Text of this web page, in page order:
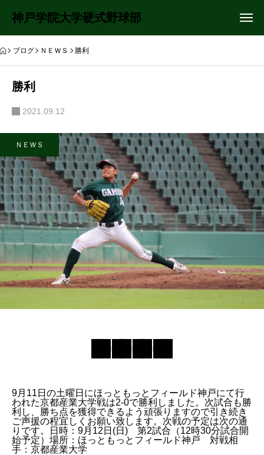
神戸学院大学硬式野球部
ブログ ＮＥＷＳ 勝利
勝利
2021.09.12
ＮＥＷＳ
9月11日の土曜日にほっともっとフィールド神戸にて行
われた京都産業大学戦は2-0で勝利しました。次試合も勝
利し、勝ち点を獲得できるよう頑張りますので引き続き
ご声援の程宜しくお願い致します。次戦の予定は次の通
りです。日時：9月12日(日) 第2試合（12時30分試合開
始予定）場所：ほっともっとフィールド神戸 対戦相
手：京都産業大学